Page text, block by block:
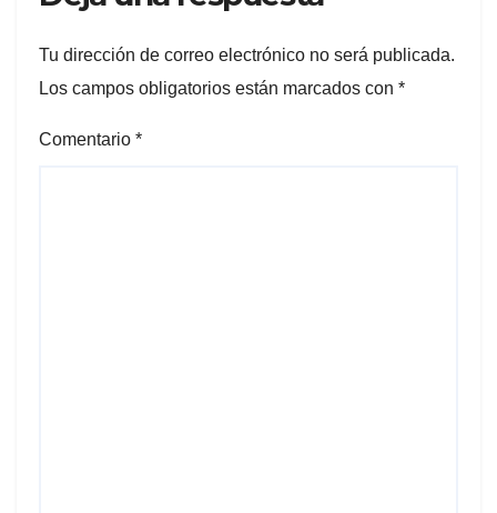
Tu dirección de correo electrónico no será publicada.
Los campos obligatorios están marcados con *
Comentario *